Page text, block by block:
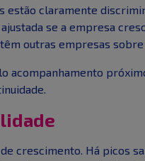
estão claramente
se a empresa
outras empresas
acompanhamento
crescimento. Há picos